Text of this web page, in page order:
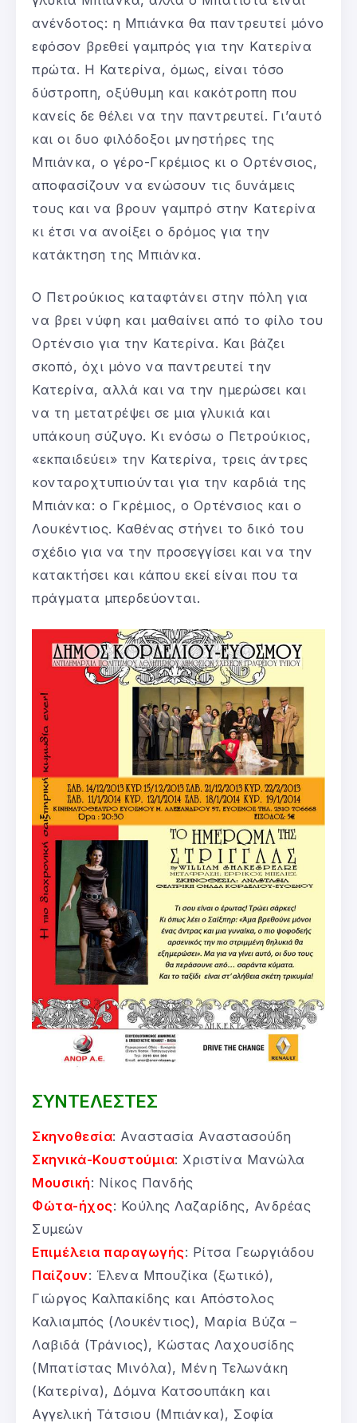
ανένδοτος: η Μπιάνκα θα παντρευτεί μόνο
εφόσον βρεθεί γαμπρός για την Κατερίνα
πρώτα. Η Κατερίνα, όμως, είναι τόσο
δύστροπη, οξύθυμη και κακότροπη που
κανείς δε θέλει να την παντρευτεί. Γι’αυτό
και οι δυο φιλόδοξοι μνηστήρες της
Μπιάνκα, ο γέρο-Γκρέμιος κι ο Ορτένσιος,
αποφασίζουν να ενώσουν τις δυνάμεις
τους και να βρουν γαμπρό στην Κατερίνα
κι έτσι να ανοίξει ο δρόμος για την
κατάκτηση της Μπιάνκα.
Ο Πετρούκιος καταφτάνει στην πόλη για
να βρει νύφη και μαθαίνει από το φίλο του
Ορτένσιο για την Κατερίνα. Και βάζει
σκοπό, όχι μόνο να παντρευτεί την
Κατερίνα, αλλά και να την ημερώσει και
να τη μετατρέψει σε μια γλυκιά και
υπάκουη σύζυγο. Κι ενόσω ο Πετρούκιος,
«εκπαιδεύει» την Κατερίνα, τρεις άντρες
κονταροχτυπιούνται για την καρδιά της
Μπιάνκα: ο Γκρέμιος, ο Ορτένσιος και ο
Λουκέντιος. Καθένας στήνει το δικό του
σχέδιο για να την προσεγγίσει και να την
κατακτήσει και κάπου εκεί είναι που τα
πράγματα μπερδεύονται.
ΣΥΝΤΕΛΕΣΤΕΣ
Σκηνοθεσία: Αναστασία Αναστασούδη
Σκηνικά-Κουστούμια: Χριστίνα Μανώλα
Μουσική: Νίκος Πανδής
Φώτα-ήχος: Κούλης Λαζαρίδης, Ανδρέας
Συμεών
Επιμέλεια παραγωγής: Ρίτσα Γεωργιάδου
Παίζουν: Έλενα Μπουζίκα (ξωτικό),
Γιώργος Καλπακίδης και Απόστολος
Καλιαμπός (Λουκέντιος), Μαρία Βύζα –
Λαβιδά (Τράνιος), Κώστας Λαχουσίδης
(Μπατίστας Μινόλα), Μένη Τελωνάκη
(Κατερίνα), Δόμνα Κατσουπάκη και
Αγγελική Τάτσιου (Μπιάνκα), Σοφία